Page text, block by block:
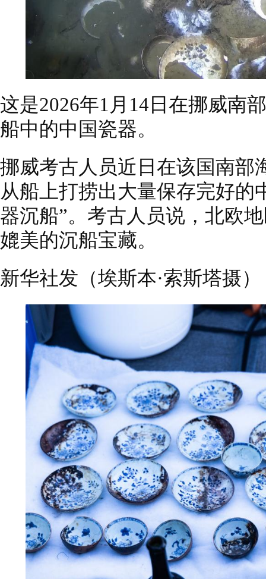
这是2026年1月14日在挪威南
船中的中国瓷器。
挪威考古人员近日在该国南部
从船上打捞出大量保存完好的
器沉船”。考古人员说，北欧
媲美的沉船宝藏。
新华社发（埃斯本·索斯塔摄）